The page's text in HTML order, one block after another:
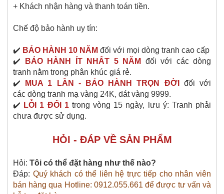
+ Khách nhận hàng và thanh toán tiền.
Chế độ bảo hành uy tín:
✔️ BẢO HÀNH 10 NĂM đối với mọi dòng tranh cao cấp
✔️ BẢO HÀNH ÍT NHẤT 5 NĂM đối với các dòng
tranh nằm trong phân khúc giá rẻ.
✔️
MUA 1 LẦN - BẢO HÀNH TRỌN ĐỜI
đối với
các dòng tranh mạ vàng 24K, dát vàng 9999.
✔️ LỖI 1 ĐỔI 1trong vòng 15 ngày, lưu ý: Tranh phải
chưa được sử dụng.
HỎI - ĐÁP VỀ SẢN PHẨM
Hỏi: Tôi có thể đặt hàng như thế nào?
Đáp: Quý khách có thể liên hệ trực tiếp cho nhân viên
bán hàng qua Hotline: 0912.055.661 để được tư vấn và